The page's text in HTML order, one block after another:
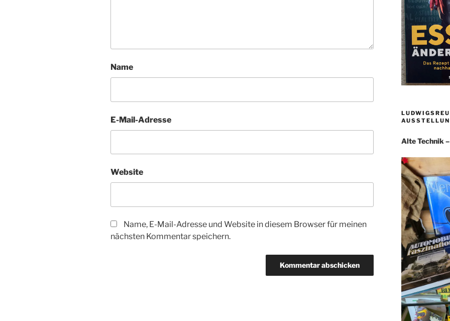
Name
E-Mail-Adresse
Website
Name, E-Mail-Adresse und Website in diesem Browser für meinen
nächsten Kommentar speichern.
Alte Technik